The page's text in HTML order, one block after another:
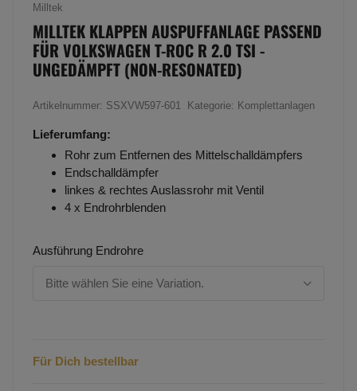
Milltek
MILLTEK KLAPPEN AUSPUFFANLAGE PASSEND
FÜR VOLKSWAGEN T-ROC R 2.0 TSI -
UNGEDÄMPFT (NON-RESONATED)
Artikelnummer: SSXVW597-601 Kategorie: Komplettanlagen
Lieferumfang:
Rohr zum Entfernen des Mittelschalldämpfers
Endschalldämpfer
linkes & rechtes Auslassrohr mit Ventil
4 x Endrohrblenden
Ausführung Endrohre
Bitte wählen Sie eine Variation.
Für Dich bestellbar